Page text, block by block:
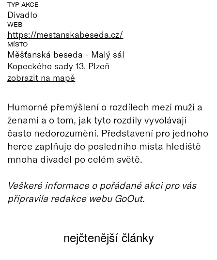
TYP AKCE
Divadlo
WEB
https://mestanskabeseda.cz/
MÍSTO
Měšťanská beseda - Malý sál
Kopeckého sady 13, Plzeň
zobrazit na mapě
Humorné přemýšlení o rozdílech mezi muži a
ženami a o tom, jak tyto rozdíly vyvolávají
často nedorozumění. Představení pro jednoho
herce zaplňuje do posledního místa hlediště
mnoha divadel po celém světě.
Veškeré informace o pořádané akci pro vás
připravila redakce webu GoOut.
nejčtenější články